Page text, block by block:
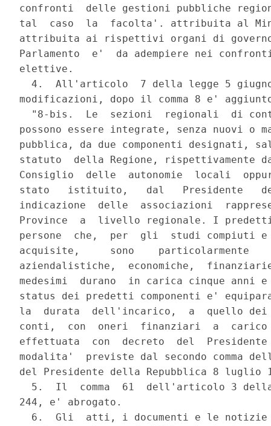
confronti  delle gestioni pubbliche
tal  caso  la  facolta'. attribuita al
attribuita ai rispettivi organi di
Parlamento  e'  da adempiere nei
elettive.
4.  All'articolo  7 della legge 5
modificazioni, dopo il comma 8 e'
"8-bis.  Le  sezioni  regionali  di
possono essere integrate, senza nuovi o
pubblica, da due componenti designati,
statuto  della Regione, rispettivamente
Consiglio  delle  autonomie  locali
stato   istituito,   dal   Presidente
indicazione  delle  associazioni
Province  a  livello regionale. I
persone  che,  per  gli  studi compiuti e
acquisite,     sono    particolarmente
aziendalistiche,  economiche,
medesimi  durano  in carica cinque anni
status dei predetti componenti e'
la  durata  dell'incarico,  a  quello dei
conti,  con  oneri  finanziari  a  carico
effettuata  con  decreto  del
modalita'  previste dal secondo comma
del Presidente della Repubblica 8 luglio
5.  Il  comma  61  dell'articolo 3
244, e' abrogato.
6.  Gli  atti, i documenti e le